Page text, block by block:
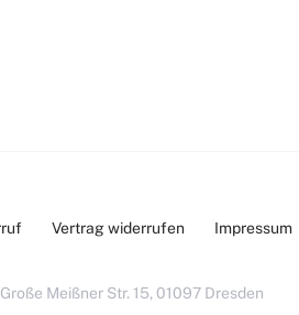
Vertrag widerrufen Impressum
Meißner Str. 15, 01097 Dresden